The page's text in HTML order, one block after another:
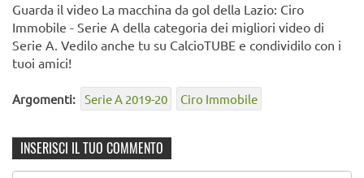
Guarda il video La macchina da gol della Lazio: Ciro
Immobile - Serie A della categoria dei migliori video di
Serie A. Vedilo anche tu su CalcioTUBE e condividilo con i
tuoi amici!
Argomenti: Serie A 2019-20 Ciro Immobile
INSERISCI IL TUO COMMENTO